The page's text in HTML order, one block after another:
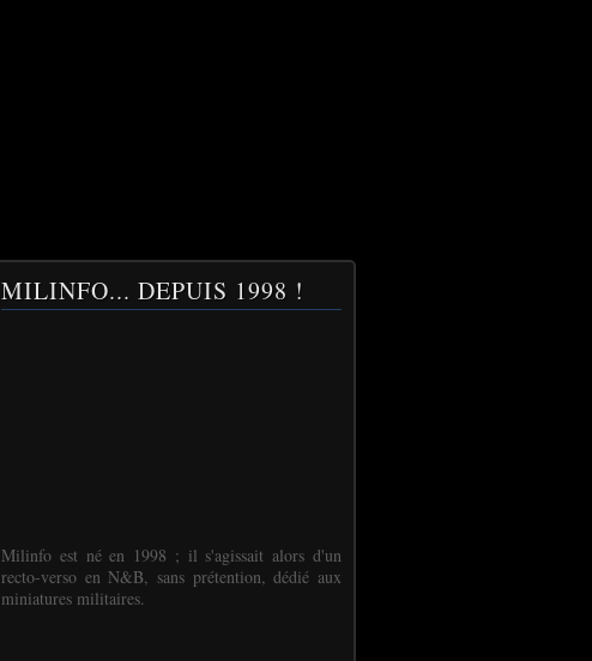
MILINFO... DEPUIS 1998 !
Milinfo est né en 1998 ; il s'agissait alors d'un
recto-verso en N&B, sans prétention, dédié aux
miniatures militaires.